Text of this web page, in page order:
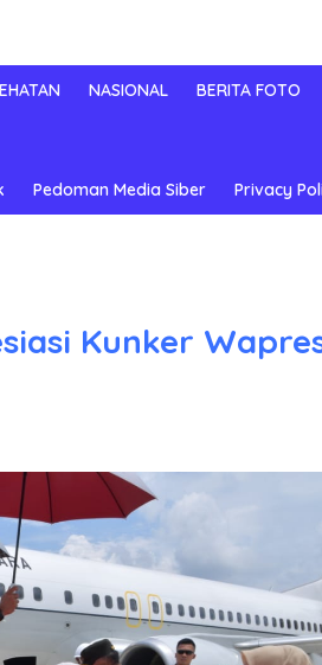
NASIONAL BERITA FOTO
Pedoman Media Siber Privacy
Kunker